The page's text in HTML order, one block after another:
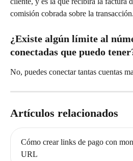
comisión cobrada sobre la transacción.
¿Existe algún límite al
conectadas que puedo
No, puedes conectar tantas cuentas
Artículos relacionados
Cómo crear links de pago con
URL